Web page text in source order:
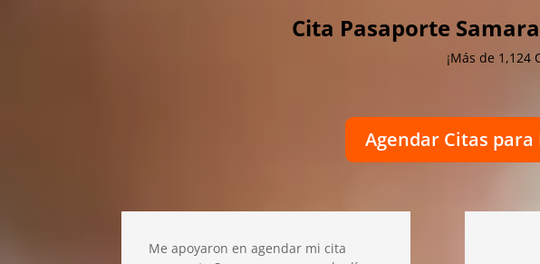
Cita Pasaporte
¡Más de 1,124
Agendar Citas para
Me apoyaron en agendar mi cita